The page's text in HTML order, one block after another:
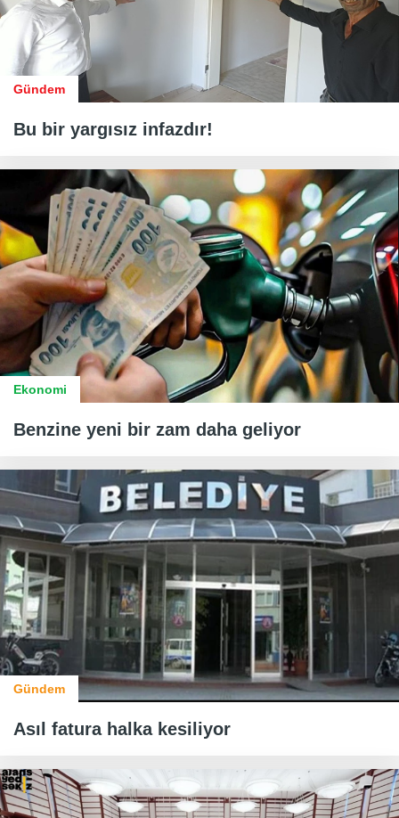
Gündem
Bu bir yargısız infazdır!
Ekonomi
Benzine yeni bir zam daha geliyor
Gündem
Asıl fatura halka kesiliyor